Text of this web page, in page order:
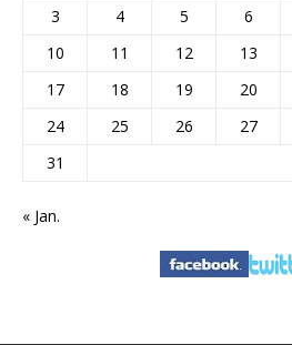
3
4 5 6
10
11 12 13
17
18 19 20
24
25 26 27
31
« Jan.